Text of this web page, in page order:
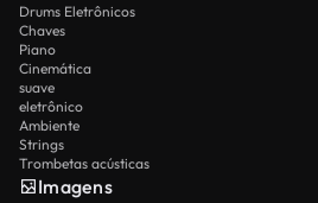
Drums Eletrônicos
Chaves
Piano
Cinemática
suave
eletrônico
Ambiente
Strings
Trombetas acústicas
Imagens